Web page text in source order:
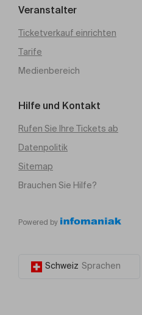
Veranstalter
Ticketverkauf einrichten
Tarife
Medienbereich
Hilfe und Kontakt
Rufen Sie Ihre Tickets ab
Datenpolitik
Sitemap
Brauchen Sie Hilfe?
Powered by
Schweiz Sprachen